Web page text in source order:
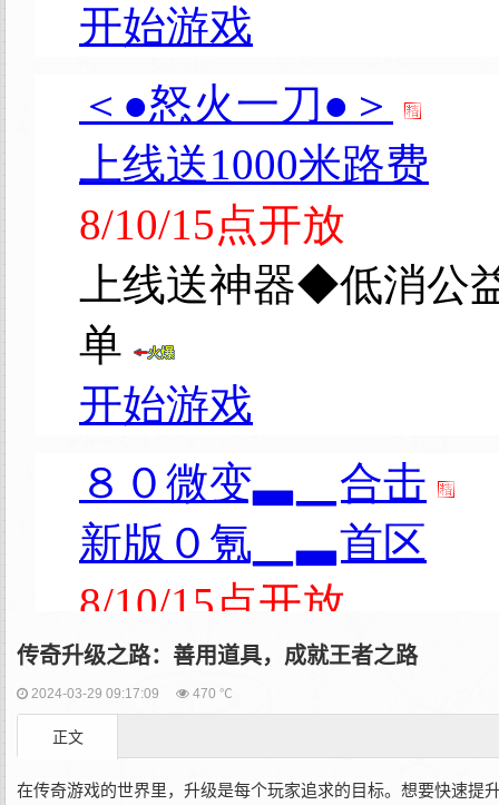
传奇升级之路：善用道具，成就王者之路
2024-03-29 09:17:09 470 ℃
正文
在传奇游戏的世界里，升级是每个玩家追求的目标。想要快速提